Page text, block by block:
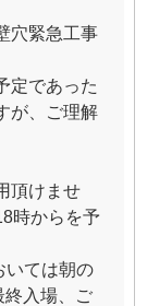
穴緊急工事
定であった
が、ご理解
頂けませ
時からを予
ては朝の
終入場、ご